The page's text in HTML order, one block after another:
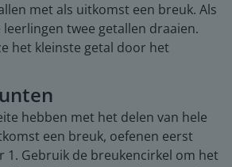
met als uitkomst een breuk. Als
twee getallen draaien.
het kleinste getal door het
hebben met het delen van hele
een breuk, oefenen eerst
1. Gebruik de breukencirkel om het